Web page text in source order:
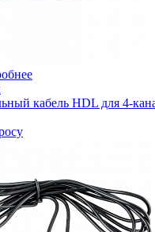
кабель HDL для 4-